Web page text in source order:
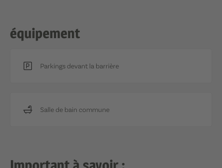
équipement
Parkings devant la barrière
Salle de bain commune